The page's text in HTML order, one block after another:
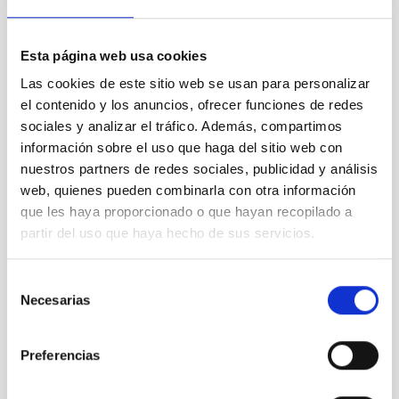
Esta página web usa cookies
Las cookies de este sitio web se usan para personalizar
el contenido y los anuncios, ofrecer funciones de redes
sociales y analizar el tráfico. Además, compartimos
información sobre el uso que haga del sitio web con
nuestros partners de redes sociales, publicidad y análisis
web, quienes pueden combinarla con otra información
que les haya proporcionado o que hayan recopilado a
partir del uso que haya hecho de sus servicios.
Necesarias
Preferencias
Nueva
a favor de
la materia
oscura: las
barras de
las
galaxias
giran más
despacio